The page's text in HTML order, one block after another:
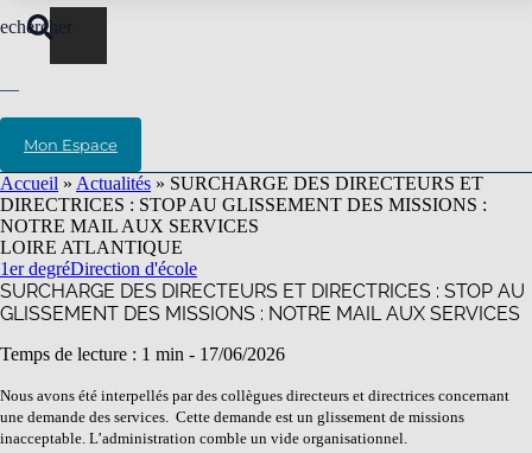
Mon Espace
Accueil » Actualités » SURCHARGE DES DIRECTEURS ET
DIRECTRICES : STOP AU GLISSEMENT DES MISSIONS :
NOTRE MAIL AUX SERVICES
LOIRE ATLANTIQUE
1er degréDirection d'école
SURCHARGE DES DIRECTEURS ET DIRECTRICES : STOP AU
GLISSEMENT DES MISSIONS : NOTRE MAIL AUX SERVICES
Temps de lecture : 1 min - 17/06/2026
Nous avons été interpellés par des collègues directeurs et directrices concernant
une demande des services. Cette demande est un glissement de missions
inacceptable. L’administration comble un vide organisationnel.